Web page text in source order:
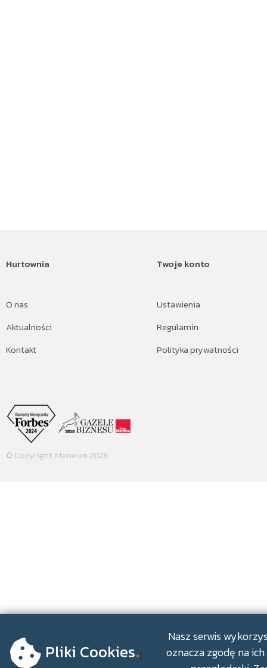
Hurtownia
O nas
Aktualności
Kontakt
Twoje konto
Ustawienia
Regulamin
Polityka prywatności
© Copyright Ateneum 2026
Pliki Cookies.
Nasz serwis
oznacza zgodę na